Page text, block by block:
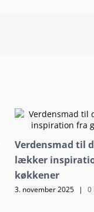
Verdensmad til
lækker
køkkener
3. november 2025 | 0